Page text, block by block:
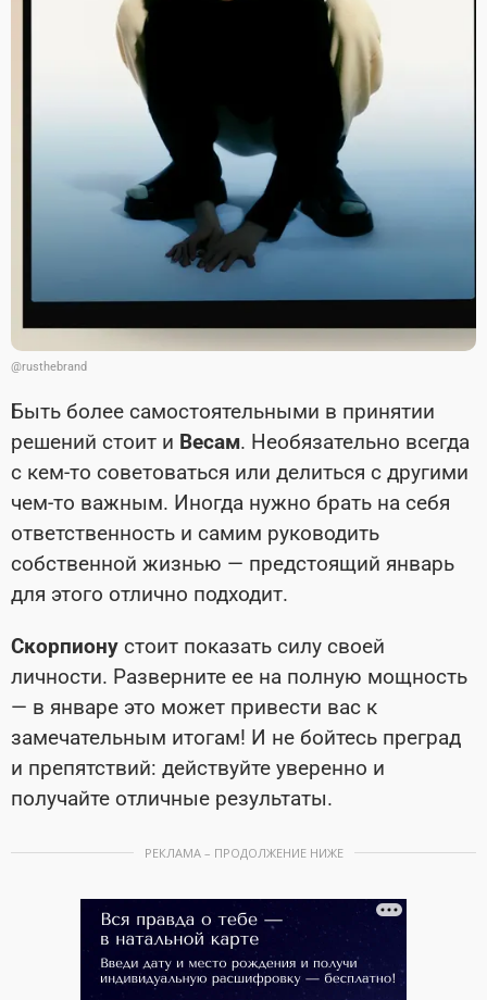
@rusthebrand
Быть более самостоятельными в принятии
решений стоит и Весам. Необязательно всегда
с кем-то советоваться или делиться с другими
чем-то важным. Иногда нужно брать на себя
ответственность и самим руководить
собственной жизнью — предстоящий январь
для этого отлично подходит.
Скорпиону стоит показать силу своей
личности. Разверните ее на полную мощность
— в январе это может привести вас к
замечательным итогам! И не бойтесь преград
и препятствий: действуйте уверенно и
получайте отличные результаты.
РЕКЛАМА – ПРОДОЛЖЕНИЕ НИЖЕ